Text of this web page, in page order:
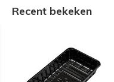
Recent bekeken